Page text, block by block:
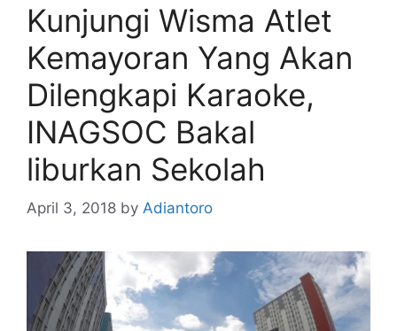
Kunjungi Wisma Atlet
Kemayoran Yang Akan
Dilengkapi Karaoke,
INAGSOC Bakal
liburkan Sekolah
April 3, 2018 by Adiantoro